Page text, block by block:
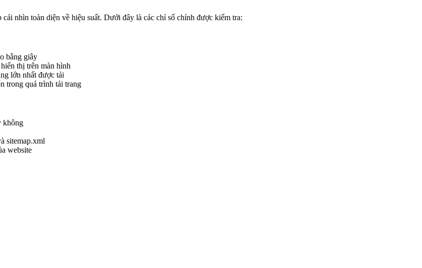
nhìn toàn diện về hiệu suất. Dưới đây là các chỉ số chính được kiểm tra:
bằng giây
thị trên màn hình
lớn nhất được tải
trong quá trình tải trang
không
sitemap.xml
website